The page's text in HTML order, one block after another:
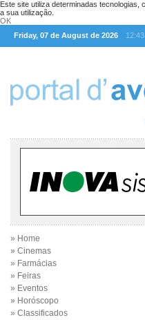
Este site utiliza determinadas
a sua utilização.
OK
Friday, 07 de August de 2026
12:43
» Home
» Cinemas
» Farmácias
» Feiras
» Eventos
» Horóscopo
» Classificados